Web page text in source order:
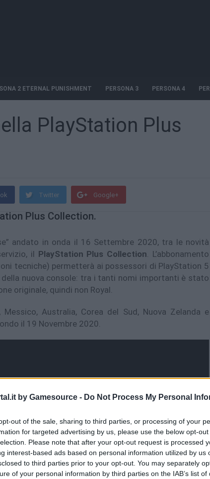
by Gamesource - Do Not Process My Personal
out of the sale, sharing to third parties, or processing of your
for targeted advertising by us, please use the below opt-
Please note that after your opt-out request is processed
interest-based ads based on personal information utilized by us
to third parties prior to your opt-out. You may separately
of your personal information by third parties on the IAB’s list of
2 ETERNAL PUNISHMENT PERSONA 3 PERSONA 4
PlayStation Plus
Twitter Google+
Plus Collection.
andato in onda il 16 Settembre 2020, tra le novità
il PlayStation Plus Collection. L’abbonamento
tecniche) permetterà ai possessori di PlayStation 5
nuova console: tra i tanti nomi importanti è stato
originale, quindi non Royal.
Australia, Corea del Sud, Nuova Zelanda e
il 19 Novembre 2020.